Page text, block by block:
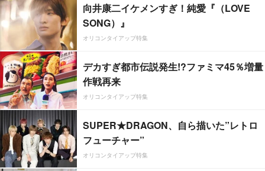
向井康二イケメンすぎ！純愛『（LOVE
SONG）』
オリコンタイアップ特集
デカすぎ都市伝説発生!?ファミマ45％増量
作戦再来
オリコンタイアップ特集
SUPER★DRAGON、自ら描いた”レトロ
フューチャー”
オリコンタイアップ特集